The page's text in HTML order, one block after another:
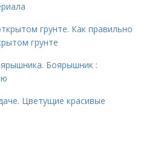
грунте. Как правильно
грунте
Боярышник :
Цветущие красивые